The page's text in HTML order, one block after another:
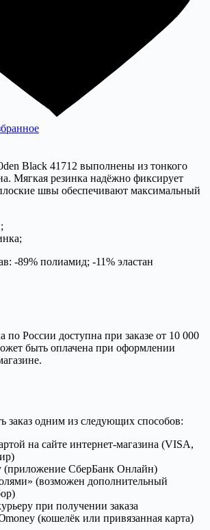
Black 41712 выполнены из тонкого
Мягкая резинка надёжно фиксирует
швы обеспечивают максимальный
-89% полиамид; -11% эластан
по России доступна при заказе от 10 000
быть оплачена при оформлении
заказ одним из следующих способов:
на сайте интернет-магазина (VISA,
(приложение СберБанк Онлайн)
(возможен дополнительный
при получении заказа
(кошелёк или привязанная карта)